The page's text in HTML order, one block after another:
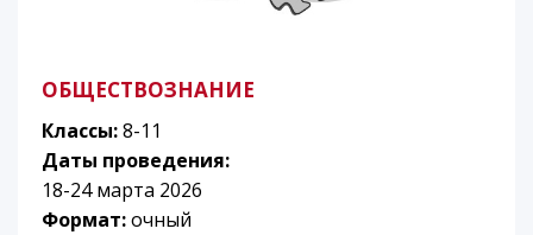
ОБЩЕСТВОЗНАНИЕ
Классы:8-11
Даты проведения:
18-24 марта 2026
Формат:очный